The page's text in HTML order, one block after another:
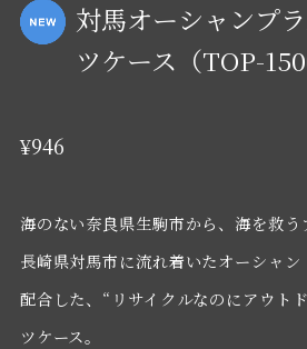
対馬オーシャンプ
ツケース（TOP-
¥946
海のない奈良県生駒市から、海を救う
長崎県対馬市に流れ着いたオーシャ
配合した、“リサイクルなのにアウト
ツケース。